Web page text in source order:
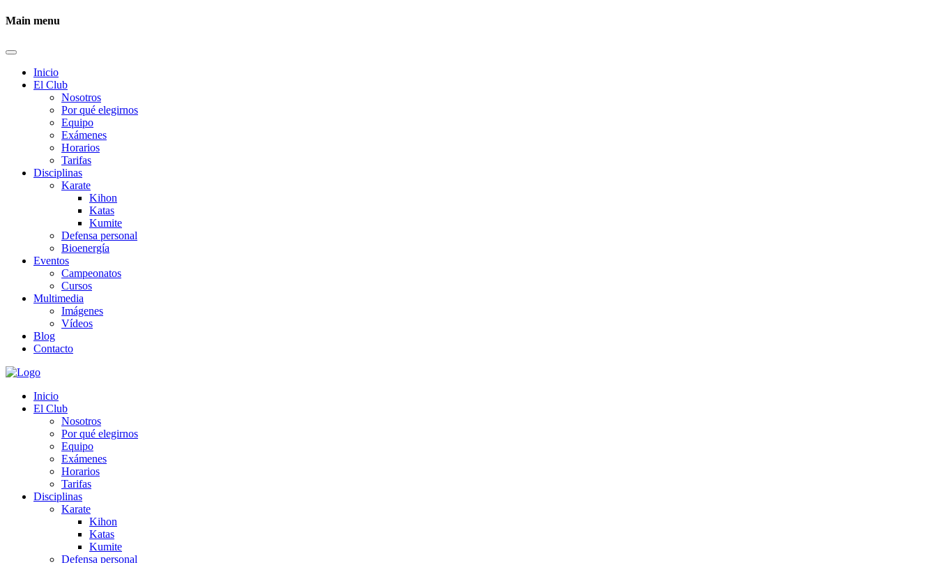
Main menu
Inicio
El Club
Nosotros
Por qué elegirnos
Equipo
Exámenes
Horarios
Tarifas
Disciplinas
Karate
Kihon
Katas
Kumite
Defensa personal
Bioenergía
Eventos
Campeonatos
Cursos
Multimedia
Imágenes
Vídeos
Blog
Contacto
Inicio
El Club
Nosotros
Por qué elegirnos
Equipo
Exámenes
Horarios
Tarifas
Disciplinas
Karate
Kihon
Katas
Kumite
Defensa personal